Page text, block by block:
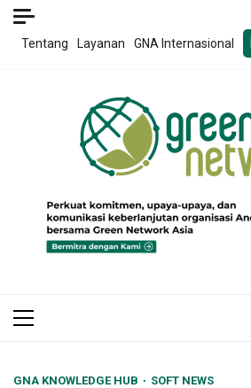
Skip
Tentang Layanan GNA Internasional
Primary
GNA KNOWLEDGE HUB SOFT NEWS